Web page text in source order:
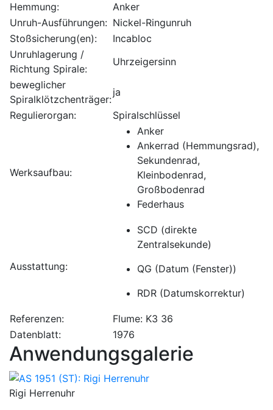
Hemmung:
Anker
Unruh-Ausführungen: Nickel-Ringunruh
Stoßsicherung(en):
Incabloc
Unruhlagerung /
Richtung Spirale:
Uhrzeigersinn
beweglicher
Spiralklötzchenträger:
ja
Regulierorgan:
Spiralschlüssel
Werksaufbau:
Anker
Ankerrad (Hemmungsrad),
Sekundenrad,
Kleinbodenrad,
Großbodenrad
Federhaus
Ausstattung:
SCD (direkte
Zentralsekunde)
QG (Datum (Fenster))
RDR (Datumskorrektur)
Referenzen:
Flume: K3 36
Datenblatt:
1976
Anwendungsgalerie
Rigi Herrenuhr